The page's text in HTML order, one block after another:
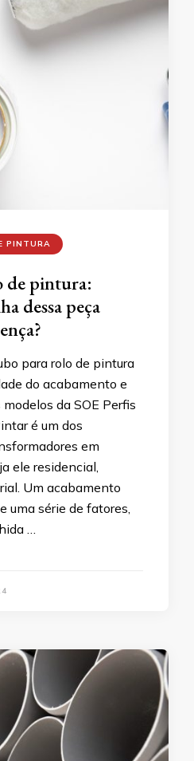
PINTURA
de pintura:
dessa peça
para rolo de pintura
do acabamento e
da SOE Perfis
é um dos
em
ele residencial,
Um acabamento
uma série de fatores,
…